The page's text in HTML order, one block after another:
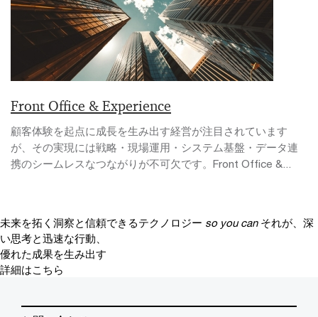
Front Office & Experience
顧客体験を起点に成長を生み出す経営が注目されています
が、その実現には戦略・現場運用・システム基盤・データ連
携のシームレスなつながりが不可欠です。Front Office &...
未来を拓く洞察と信頼できるテクノロジー so you can それが、深
い思考と迅速な行動、
優れた成果を生み出す
詳細はこちら